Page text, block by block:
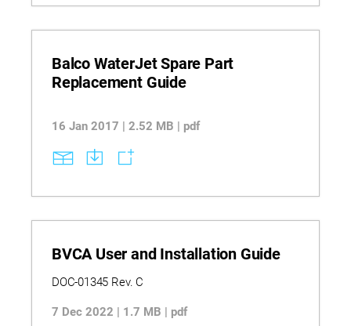
Balco WaterJet Spare Part
Replacement Guide
16 Jan 2017 | 2.52 MB | pdf
BVCA User and Installation Guide
DOC-01345 Rev. C
7 Dec 2022 | 1.7 MB | pdf